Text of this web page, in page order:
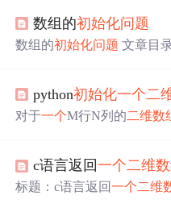
和列数 由我们手动输入 之
main(void){ char
数组的初始化问题
数组的初始化问题 文章目
括号会编译器会对数组进行
的定义方式程序不会对数
python初始化一个二
对于一个M行N列的二维数
对3行2列的二维数组可以初
2}, {3, 4}, {5, 6}};相当于：
c语言返回一个二维数
标题：c语言返回一个二维